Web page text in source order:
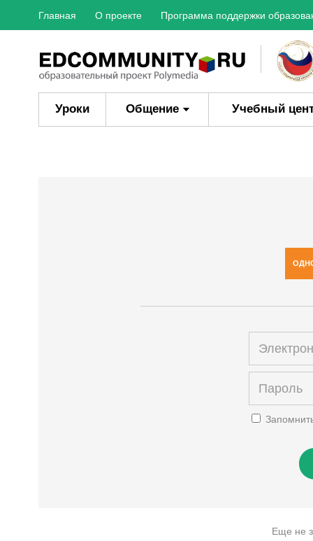
Главная О проекте Программа поддержки
Уроки Общение Учебный
Еще не